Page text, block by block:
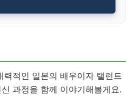
적인 일본의 배우이자 탤런트
과정을 함께 이야기해볼게요.